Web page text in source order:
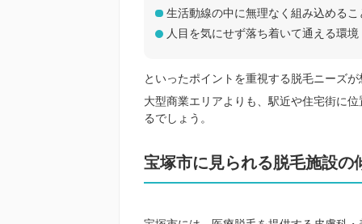
生活動線の中に無理なく組み込めるこ
人目を気にせず落ち着いて通える環境
といったポイントを重視する脱毛ニーズ
大型商業エリアよりも、駅近や住宅街に
るでしょう。
宝塚市に見られる脱毛施設の